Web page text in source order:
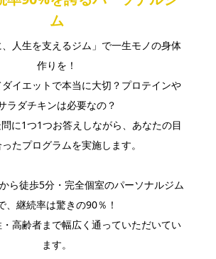
ム
、人生を支えるジム」で一生モノの身体
作りを！
イエットで本当に大切？プロテインや
ラダチキンは必要なの？
に1つ1つお答えしながら、あなたの目
たプログラムを実施します。
ら徒歩5分・完全個室のパーソナルジム
、継続率は驚きの90％！
高齢者まで幅広く通っていただいてい
ます。